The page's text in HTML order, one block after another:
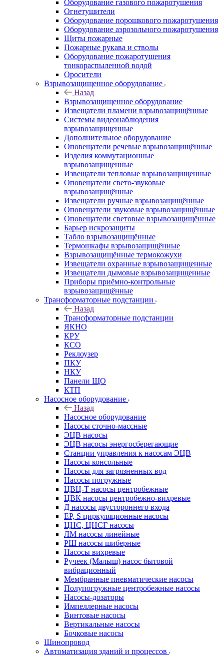
Оборудование газового пожаротушения
Огнетушители
Оборудование порошкового пожаротушения
Оборудование аэрозольного пожаротушения
Щиты пожарные
Пожарные рукава и стволы
Оборудование пожаротушения
тонкораспыленной водой
Оросители
Взрывозащищенное оборудование
Назад
Взрывозащищенное оборудование
Извещатели пламени взрывозащищённые
Системы видеонаблюдения
взрывозащищенные
Дополнительное оборудование
Оповещатели речевые взрывозащищённые
Изделия коммутационные
взрывозащищенные
Извещатели тепловые взрывозащищенные
Оповещатели свето-звуковые
взрывозащищённые
Извещатели ручные взрывозащищённые
Оповещатели звуковые взрывозащищённые
Оповещатели световые взрывозащищённые
Барьер искрозащиты
Табло взрывозащищённые
Термошкафы взрывозащищённые
Взрывозащищённые термокожухи
Извещатели охранные взрывозащищенные
Извещатели дымовые взрывозащищенные
Приборы приёмно-контрольные
взрывозащищённые
Трансформаторные подстанции
Назад
Трансформаторные подстанции
ЯКНО
КРУ
КСО
Реклоузер
ПКУ
НКУ
Панели ЩО
КТП
Насосное оборудование
Назад
Насосное оборудование
Насосы сточно-массные
ЭЦВ насосы
ЭЦВ насосы энергосберегающие
Станции управления к насосам ЭЦВ
Насосы консольные
Насосы для загрязненных вод
Насосы погружные
ЦВЦ-Т насосы центробежные
ЦВК насосы центробежно-вихревые
Д насосы двустороннего входа
EP, S циркуляционные насосы
ЦНС, ЦНСГ насосы
ЛМ насосы линейные
РШ насосы шиберные
Насосы вихревые
Ручеек (Малыш) насос бытовой
вибрационный
Мембранные пневматические насосы
Полупогружные центробежные насосы
Насосы-дозаторы
Импеллерные насосы
Винтовые насосы
Вертикальные насосы
Бочковые насосы
Шинопровод
Автоматизация зданий и процессов